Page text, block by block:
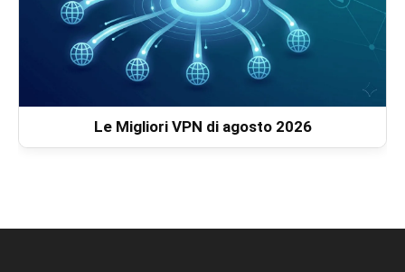
Le Migliori VPN di agosto 2026